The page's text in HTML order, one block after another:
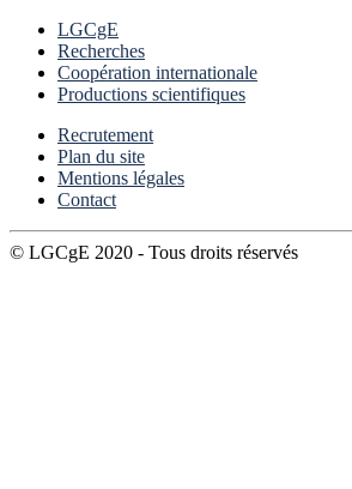
LGCgE
Recherches
Coopération internationale
Productions scientifiques
Recrutement
Plan du site
Mentions légales
Contact
© LGCgE 2020 - Tous droits réservés